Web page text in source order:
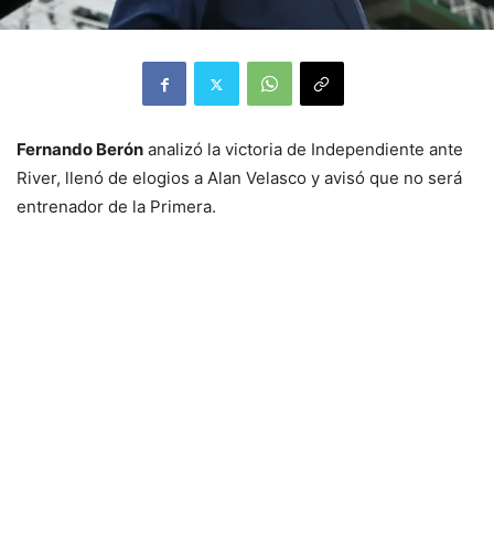
Fernando Berón analizó la victoria de Independiente ante
River, llenó de elogios a Alan Velasco y avisó que no será
entrenador de la Primera.